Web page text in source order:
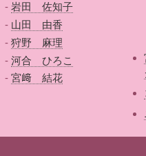
岩田 佐知子
山田 由香
狩野 麻理
河合 ひろこ
宮﨑 結花